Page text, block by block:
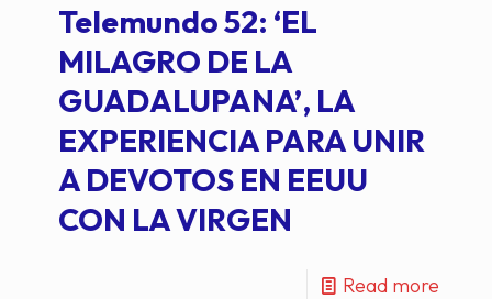
Telemundo 52: ‘EL
MILAGRO DE LA
GUADALUPANA’, LA
EXPERIENCIA PARA UNIR
A DEVOTOS EN EEUU
CON LA VIRGEN
Read more